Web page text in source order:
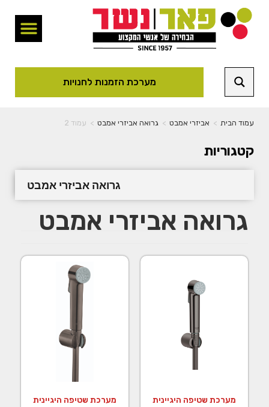
מערכת הזמנות לחנויות
עמוד הבית > אביזרי אמבט > גרואה אביזרי אמבט > עמוד 2
קטגוריות
גרואה אביזרי אמבט
גרואה אביזרי אמבט
מערכת שטיפה היגיינית
מערכת שטיפה היגיינית